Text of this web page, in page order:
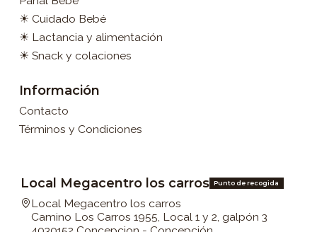
☀ Cuidado Bebé
☀ Lactancia y alimentación
☀ Snack y colaciones
Información
Contacto
Términos y Condiciones
Local Megacentro los carros Punto de recogida
Local Megacentro los carros
Camino Los Carros 1955, Local 1 y 2, galpón 3